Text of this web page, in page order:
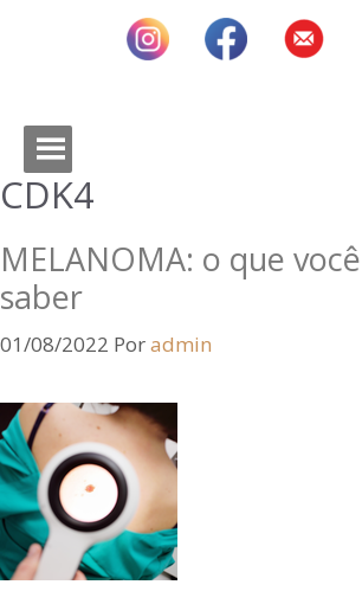
CDK4
MELANOMA: o que
saber
01/08/2022 Poradmin